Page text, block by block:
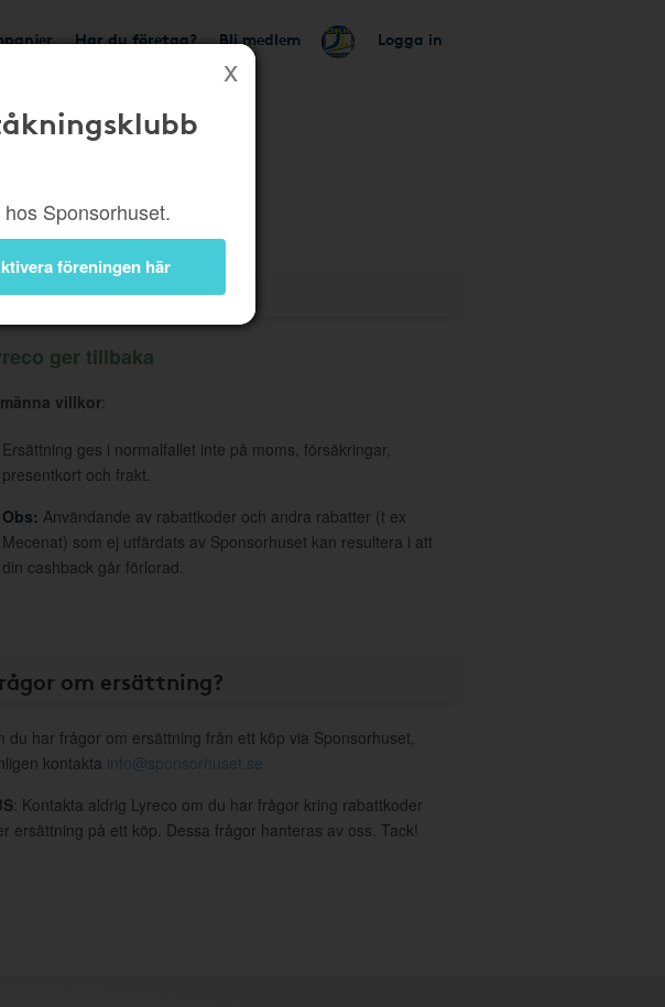
Har du företag? Bli medlem Logga in
Sponsorhuset.
föreningen här
ger tillbaka
villkor:
Ersättning ges i normalfallet inte på moms, försäkringar,
presentkort och frakt.
Obs: Användande av rabattkoder och andra rabatter (t ex
Mecenat) som ej utfärdats av Sponsorhuset kan resultera i att
din cashback går förlorad.
om ersättning?
du har frågor om ersättning från ett köp via Sponsorhuset,
kontakta info@sponsorhuset.se
: Kontakta aldrig Lyreco om du har frågor kring rabattkoder
ersättning på ett köp. Dessa frågor hanteras av oss. Tack!